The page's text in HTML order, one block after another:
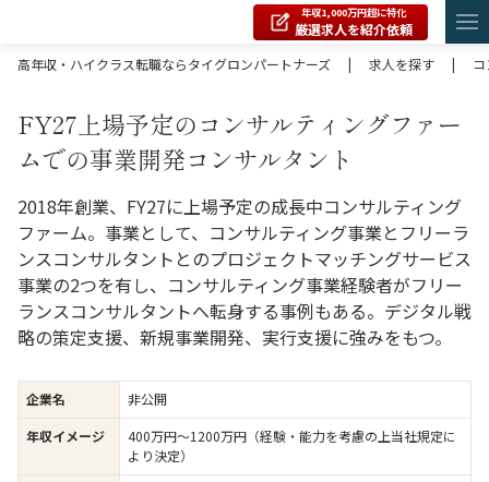
年収1,000万円超に特化
厳選求人を紹介依頼
高年収・ハイクラス転職ならタイグロンパートナーズ
| 求人を探す |
FY27上場予定のコンサルティングファー
ムでの事業開発コンサルタント
2018年創業、FY27に上場予定の成長中コンサルティング
ファーム。事業として、コンサルティング事業とフリーラ
ンスコンサルタントとのプロジェクトマッチングサービス
事業の2つを有し、コンサルティング事業経験者がフリー
ランスコンサルタントへ転身する事例もある。デジタル戦
略の策定支援、新規事業開発、実行支援に強みをもつ。
企業名
非公開
年収イメージ
400万円〜1200万円（経験・能力を考慮の上当社規定に
より決定）